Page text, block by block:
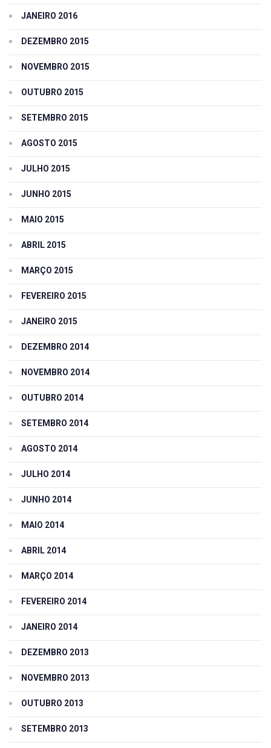
JANEIRO 2016
DEZEMBRO 2015
NOVEMBRO 2015
OUTUBRO 2015
SETEMBRO 2015
AGOSTO 2015
JULHO 2015
JUNHO 2015
MAIO 2015
ABRIL 2015
MARÇO 2015
FEVEREIRO 2015
JANEIRO 2015
DEZEMBRO 2014
NOVEMBRO 2014
OUTUBRO 2014
SETEMBRO 2014
AGOSTO 2014
JULHO 2014
JUNHO 2014
MAIO 2014
ABRIL 2014
MARÇO 2014
FEVEREIRO 2014
JANEIRO 2014
DEZEMBRO 2013
NOVEMBRO 2013
OUTUBRO 2013
SETEMBRO 2013